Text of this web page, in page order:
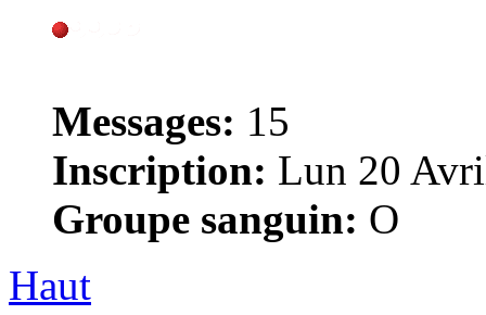
Messages: 15
Inscription: Lun 20
Groupe sanguin: O
Haut